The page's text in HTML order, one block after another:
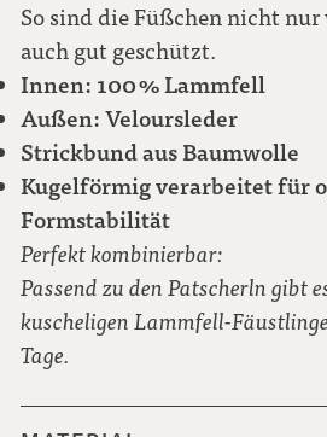
So sind die Füßchen nicht
auch gut geschützt.
Innen: 100 % Lammfell
Außen: Veloursleder
Strickbund aus Baumwolle
Kugelförmig verarbeitet für
Formstabilität
Perfekt kombinierbar:
Passend zu den Patscherln gibt
kuscheligen Lammfell-
Tage.